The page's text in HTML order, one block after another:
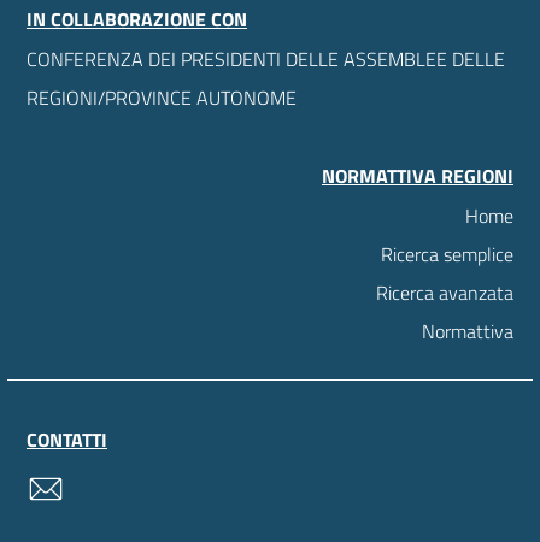
IN COLLABORAZIONE CON
CONFERENZA DEI PRESIDENTI DELLE ASSEMBLEE DELLE
REGIONI/PROVINCE AUTONOME
NORMATTIVA REGIONI
Home
Ricerca semplice
Ricerca avanzata
Normattiva
CONTATTI